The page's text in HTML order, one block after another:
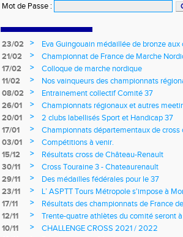
Mot de Passe :
23/02 >
Eva Guingouain médaillée de bronze
jeunes
21/02 >
Championnat de France de Marche
17/02
>
Colloque de marche nordique
11/02
>
Nos vainqueurs des championnats
08/02
>
Entrainement collectif Comité 37
26/01
>
Championnats régionaux et autres
20/01
>
2 clubs labellisés Sport et Handicap 37
17/01
>
Championnats départementaux de cross
longs et meetings en salle
03/01 >
Compétitions à venir.
15/12
>
Résultats cross de Château-Renault
30/11
>
Cross Touraine 3 - Chateaurenault
29/11
>
Des médailles fédérales pour le 37
23/11
>
L’ ASPTT Tours Métropole s'impose à
17/11
>
Résultats des championnats de France
12/11
>
Trente-quatre athlètes du comité seront
10/11
>
CHALLENGE CROSS 2021 / 2022